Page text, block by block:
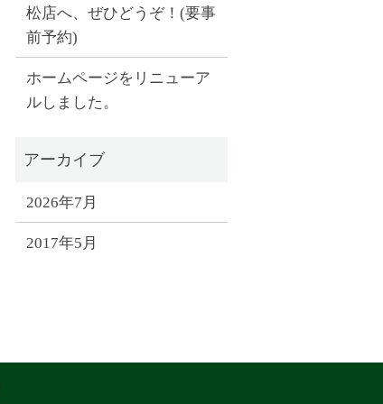
松店へ、ぜひどうぞ！(要事
前予約)
ホームページをリニューア
ルしました。
2026年7月
2017年5月